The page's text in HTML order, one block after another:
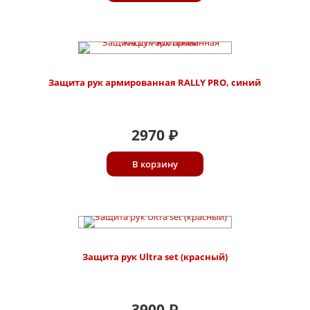
Защита рук армированная RALLY PRO, синий
2970 ₽
В корзину
Защита рук Ultra set (красный)